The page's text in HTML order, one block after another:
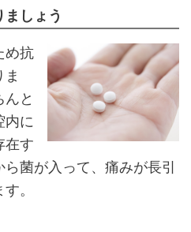
しょう
め抗
と
内に
在す
菌が入って、痛みが長引
。